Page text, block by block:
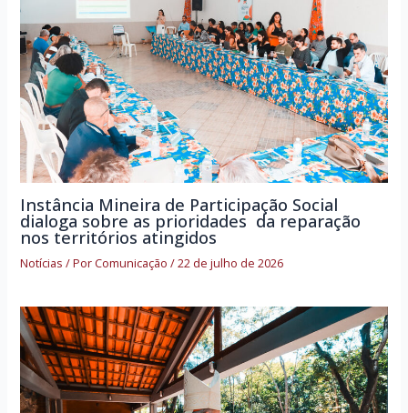
Instância Mineira de Participação Social
dialoga sobre as prioridades da reparação
nos territórios atingidos
Notícias / PorComunicação/22 de julho de 2026